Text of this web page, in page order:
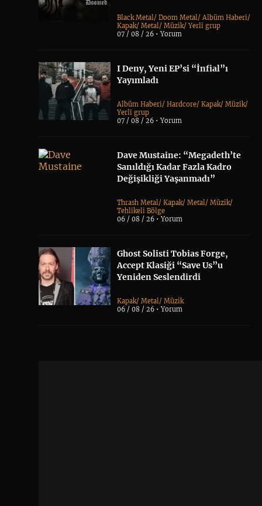
Black Metal/Doom Metal/Albüm Haberi/
Kapak/Metal/Müzik/Yerli grup
07 / 08 / 26 •Yorum
I Deny, Yeni EP’si “İnfial”ı
Yayımladı
Albüm Haberi/Hardcore/Kapak/Müzik/
Yerli grup
07 / 08 / 26 •Yorum
Dave Mustaine: “Megadeth’te
Sanıldığı Kadar Fazla Kadro
Değişikliği Yaşanmadı”
Thrash Metal/Kapak/Metal/Müzik/
Tehlikeli Bölge
06 / 08 / 26 •Yorum
Ghost Solisti Tobias Forge,
Accept Klasiği “Save Us”u
Yeniden Seslendirdi
Kapak/Metal/Müzik
06 / 08 / 26 •Yorum